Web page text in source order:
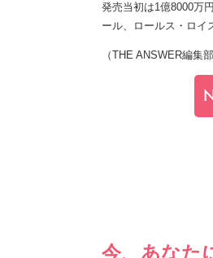
発売当初は1億8000万
ール、ロールス・ロイ
（THE ANSWER編集部
今、あなた